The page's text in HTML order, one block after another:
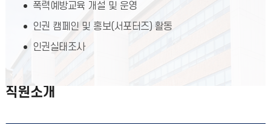
폭력예방교육 개설 및 운영
인권 캠페인 및 홍보(서포터즈) 활동
인권실태조사
직원소개